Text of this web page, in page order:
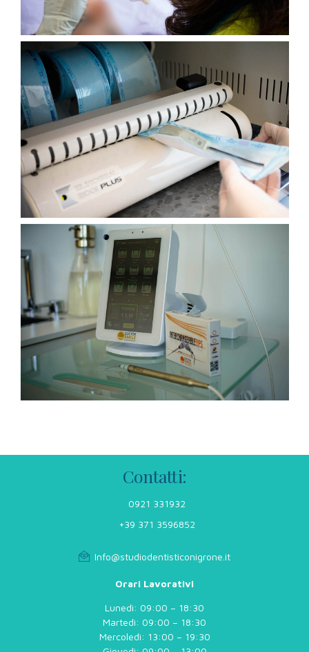
Contatti:
0921 331932
+39 371 3596852
Info@studiodentisticonigrone.it
Orari Lavorativi
Lunedì: 09:00 – 18:30
Martedì: 09:00 – 18:30
Mercoledì: 13:00 – 19:30